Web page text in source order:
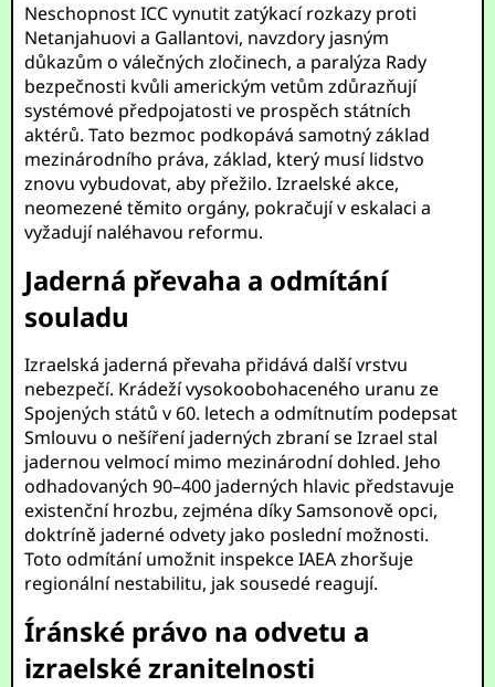
Neschopnost ICC vynutit zatýkací rozkazy proti
Netanjahuovi a Gallantovi, navzdory jasným
důkazům o válečných zločinech, a paralýza Rady
bezpečnosti kvůli americkým vetům zdůrazňují
systémové předpojatosti ve prospěch státních
aktérů. Tato bezmoc podkopává samotný základ
mezinárodního práva, základ, který musí lidstvo
znovu vybudovat, aby přežilo. Izraelské akce,
neomezené těmito orgány, pokračují v eskalaci a
vyžadují naléhavou reformu.
Jaderná převaha a odmítání
souladu
Izraelská jaderná převaha přidává další vrstvu
nebezpečí. Krádeží vysokoobohaceného uranu ze
Spojených států v 60. letech a odmítnutím podepsat
Smlouvu o nešíření jaderných zbraní se Izrael stal
jadernou velmocí mimo mezinárodní dohled. Jeho
odhadovaných 90–400 jaderných hlavic představuje
existenční hrozbu, zejména díky Samsonově opci,
doktríně jaderné odvety jako poslední možnosti.
Toto odmítání umožnit inspekce IAEA zhoršuje
regionální nestabilitu, jak sousedé reagují.
Íránské právo na odvetu a
izraelské zranitelnosti